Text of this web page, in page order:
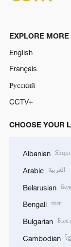
EXPLORE MORE
English
Français
Русский
CCTV+
CHOOSE YOUR
Albanian Shqip
Arabic العربية
Belarusian
Bengali বাংলা
Bulgarian
Cambodian ខ្ម